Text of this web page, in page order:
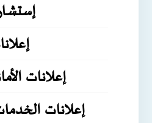
إعلانات
إعلانات